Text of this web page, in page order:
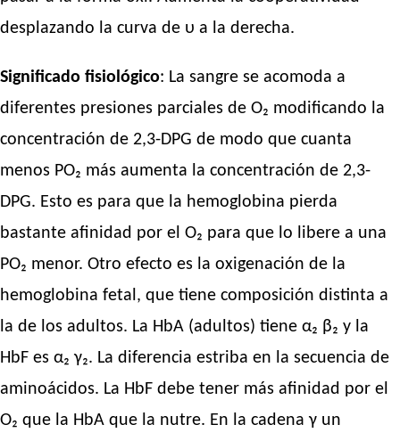
desplazando la curva de υ a la derecha.
Significado fisiológico: La sangre se acomoda a
diferentes presiones parciales de O₂ modificando la
concentración de 2,3-DPG de modo que cuanta
menos PO₂ más aumenta la concentración de 2,3-
DPG. Esto es para que la hemoglobina pierda
bastante afinidad por el O₂ para que lo libere a una
PO₂ menor. Otro efecto es la oxigenación de la
hemoglobina fetal, que tiene composición distinta a
la de los adultos. La HbA (adultos) tiene α₂ β₂ y la
HbF es α₂ γ₂. La diferencia estriba en la secuencia de
aminoácidos. La HbF debe tener más afinidad por el
O₂ que la HbA que la nutre. En la cadena γ un